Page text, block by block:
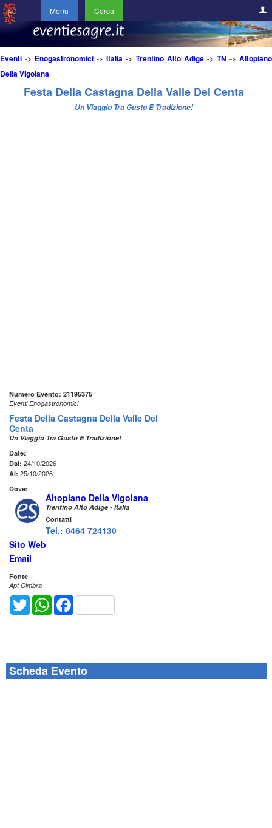
Menu Cerca
Eventi -> Enogastronomici ->Italia -> Trentino Alto Adige-> TN ->Altopiano
Della Vigolana
Festa Della Castagna Della Valle Del Centa
Un Viaggio Tra Gusto E Tradizione!
Numero Evento: 21195375
Eventi Enogastronomici
Festa Della Castagna Della Valle Del
Centa
Un Viaggio Tra Gusto E Tradizione!
Date:
Dal: 24/10/2026
Al: 25/10/2026
Dove:
Altopiano Della Vigolana
Trentino Alto Adige - Italia
Contatti
Tel.: 0464 724130
Sito Web
Email
Fonte
Apt Cimbra
Twitter WhatsAppFacebook
Scheda Evento